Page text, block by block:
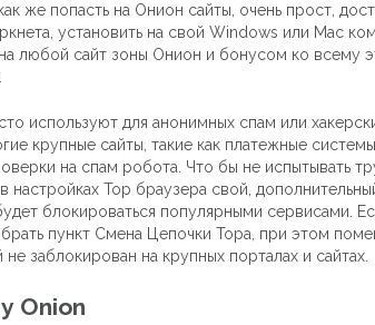
же попасть на Онион сайты, очень прост,
установить на свой Windows или Mac
любой сайт зоны Онион и бонусом ко
используют для анонимных спам или
крупные сайты, такие как платежные
на спам робота. Что бы не испытывать
настройках Тор браузера свой,
блокироваться популярными сервисами.
пункт Смена Цепочки Тора, при этом
заблокирован на крупных порталах и сайтах.
Onion